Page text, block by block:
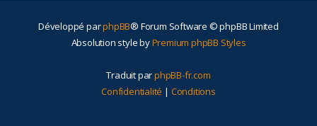
Développé parphpBB® Forum Software © phpBB Limited
Absolution style byPremium phpBB Styles
Traduit parphpBB-fr.com
Confidentialité | Conditions